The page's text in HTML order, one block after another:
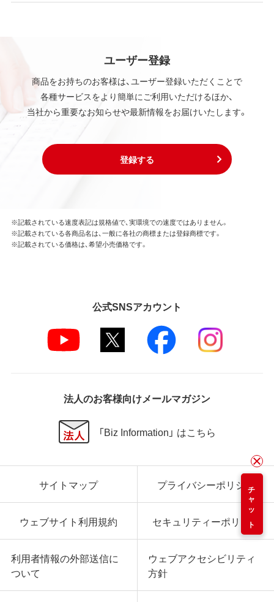
ユーザー登録
商品をお持ちのお客様は、ユーザー登録いただくことで
各種サービスをより簡単にご利用いただけるほか、
当社から重要なお知らせや最新情報をお届けいたします。
登録する
チャット
※記載されている速度表記は規格値で、実環境での速度ではありません。
※記載されている各商品名は、一般に各社の商標または登録商標です。
※記載されている価格は、希望小売価格です。
公式SNSアカウント
法人のお客様向けメールマガジン
「Biz Information」 はこちら
サイトマップ プライバシーポリシー
ウェブサイト利用規約 セキュリティーポリシー
利用者情報の外部送信に
ついて
ウェブアクセシビリティ
方針